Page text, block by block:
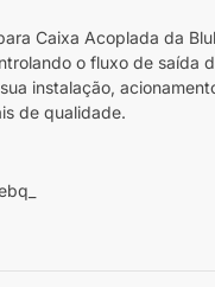
Caixa Acoplada da
o fluxo de saída
instalação,
de qualidade.